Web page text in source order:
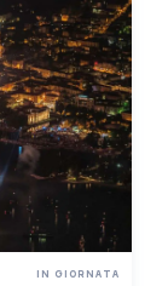
IN GIORNATA